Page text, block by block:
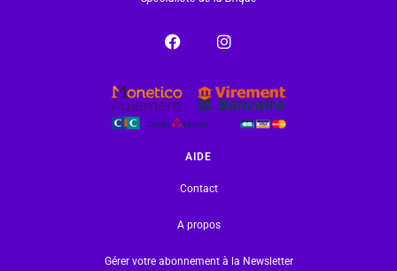
AIDE
Contact
A propos
Gérer votre abonnement à la Newsletter